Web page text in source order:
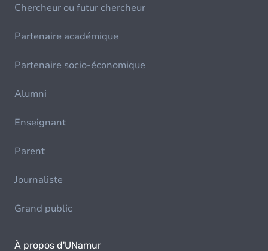
Chercheur ou futur chercheur
Partenaire académique
Partenaire socio-économique
Alumni
Enseignant
Parent
Journaliste
Grand public
À propos d'UNamur